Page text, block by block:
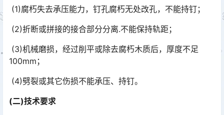
(1)腐朽失去承压能力，钉孔腐朽无处改孔，不能持钉；
(2)折断或拼接的接合部分分离.不能保持轨距；
(3)机械磨损，经过削平或除去腐朽木质后，厚度不足
100mm；
(4)劈裂或其它伤损不能承压、持钉。
(二)技术要求